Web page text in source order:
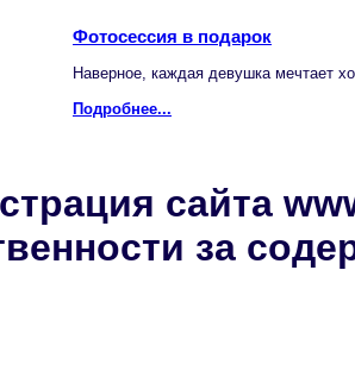
Фотосессия в подарок
Наверное, каждая девушка мечтает
Подробнее...
сайта
за